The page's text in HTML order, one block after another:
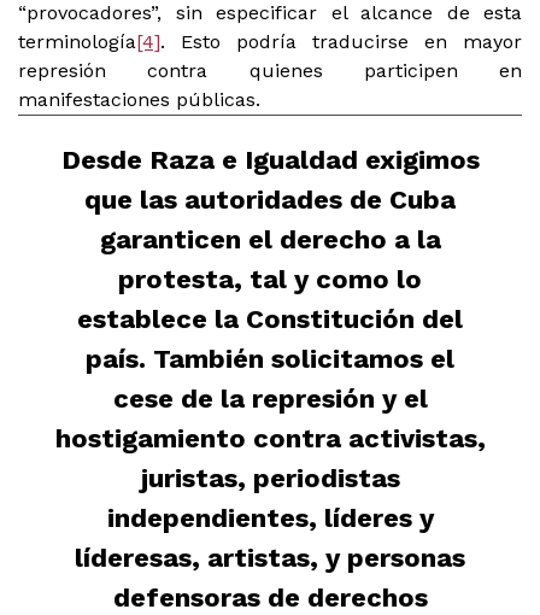
“provocadores”, sin especificar el alcance de esta
terminología[4]. Esto podría traducirse en mayor
represión contra quienes participen en
manifestaciones públicas.
Desde Raza e Igualdad exigimos
que las autoridades de Cuba
garanticen el derecho a la
protesta, tal y como lo
establece la Constitución del
país. También solicitamos el
cese de la represión y el
hostigamiento contra activistas,
juristas, periodistas
independientes, líderes y
líderesas, artistas, y personas
defensoras de derechos